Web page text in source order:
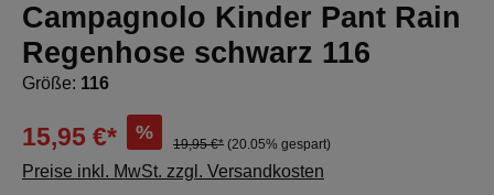
Campagnolo Kinder Pant Rain
Regenhose schwarz 116
Größe: 116
15,95 €* %
19,95 €* (20.05% gespart)
Preise inkl. MwSt. zzgl. Versandkosten